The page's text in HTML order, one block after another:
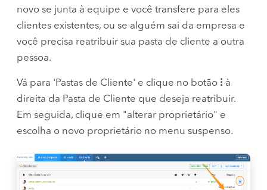
novo se junta à equipe e você transfere para eles
clientes existentes, ou se alguém sai da empresa e
você precisa reatribuir sua pasta de cliente a outra
pessoa.
Vá para 'Pastas de Cliente' e clique no botão ⁝ à
direita da Pasta de Cliente que deseja reatribuir.
Em seguida, clique em "alterar proprietário" e
escolha o novo proprietário no menu suspenso.